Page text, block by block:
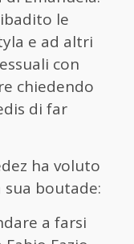
le
e ad altri
con
chiedendo
di far
ha voluto
boutade:
a farsi